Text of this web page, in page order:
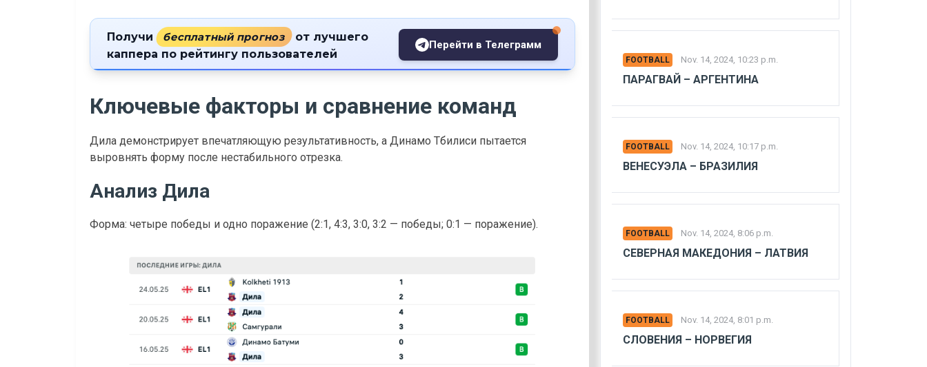
Получи бесплатный прогноз от лучшего
каппера по рейтингу пользователей
Перейти в Телеграмм
Ключевые факторы и сравнение команд
Дила демонстрирует впечатляющую результативность, а Динамо Тбилиси пытается
выровнять форму после нестабильного отрезка.
Анализ Дила
Форма: четыре победы и одно поражение (2:1, 4:3, 3:0, 3:2 — победы; 0:1 — поражение).
FOOTBALL Nov. 14, 2024, 10:23 p.m.
ПАРАГВАЙ – АРГЕНТИНА
FOOTBALL Nov. 14, 2024, 10:17 p.m.
ВЕНЕСУЭЛА – БРАЗИЛИЯ
FOOTBALL Nov. 14, 2024, 8:06 p.m.
СЕВЕРНАЯ МАКЕДОНИЯ – ЛАТВИЯ
FOOTBALL Nov. 14, 2024, 8:01 p.m.
СЛОВЕНИЯ – НОРВЕГИЯ